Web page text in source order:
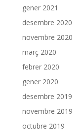
gener 2021
desembre 2020
novembre 2020
març 2020
febrer 2020
gener 2020
desembre 2019
novembre 2019
octubre 2019